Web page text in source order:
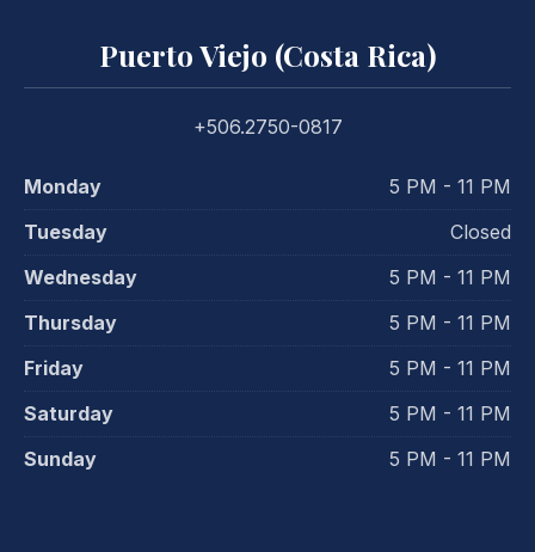
Puerto Viejo (Costa Rica)
+506.2750-0817
Monday
5 PM - 11 PM
Tuesday
Closed
Wednesday
5 PM - 11 PM
Thursday
5 PM - 11 PM
Friday
5 PM - 11 PM
Saturday
5 PM - 11 PM
Sunday
5 PM - 11 PM